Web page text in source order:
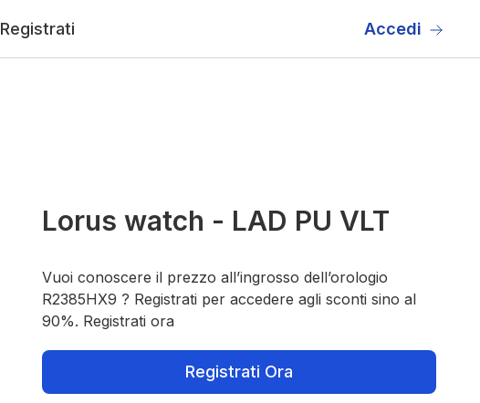
Registrati Accedi
Lorus watch - LAD PU VLT
Vuoi conoscere il prezzo all’ingrosso dell’orologio
R2385HX9 ? Registrati per accedere agli sconti sino al
90%. Registrati ora
Registrati Ora